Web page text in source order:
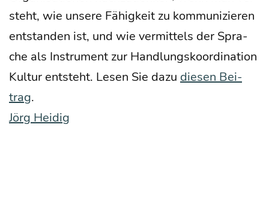
steht, wie unse­re Fähig­keit zu kom­mu­ni­zie­ren
ent­stan­den ist, und wie ver­mit­tels der Spra­
che als Instru­ment zur Hand­lungs­ko­or­di­na­ti­on
Kul­tur ent­steht. Lesen Sie dazu die­sen Bei­
trag.
Jörg Hei­dig